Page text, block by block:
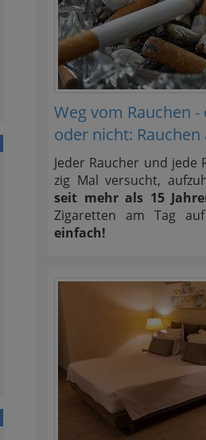
Weg vom Rauchen
oder nicht:
Jeder Raucher und jede
zig Mal versucht,
seit mehr als 15
Zigaretten am Tag
einfach!